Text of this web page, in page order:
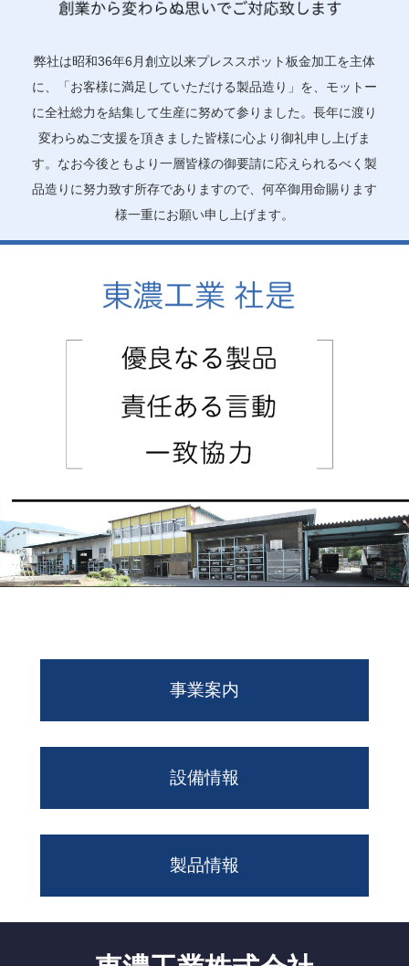
弊社は昭和36年6月創立以来プレススポット板金加工を主体
に、「お客様に満足していただける製品造り」を、モットー
に全社総力を結集して生産に努めて参りました。長年に渡り
変わらぬご支援を頂きました皆様に心より御礼申し上げま
す。なお今後ともより一層皆様の御要請に応えられるべく製
品造りに努力致す所存でありますので、何卒御用命賜ります
様一重にお願い申し上げます。
事業案内
設備情報
製品情報